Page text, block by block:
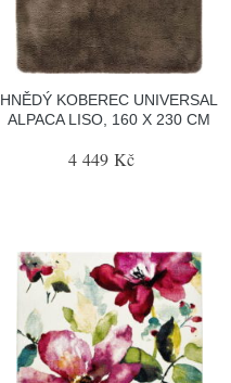
HNĚDÝ KOBEREC UNIVERSAL
ALPACA LISO, 160 X 230 CM
4 449 Kč